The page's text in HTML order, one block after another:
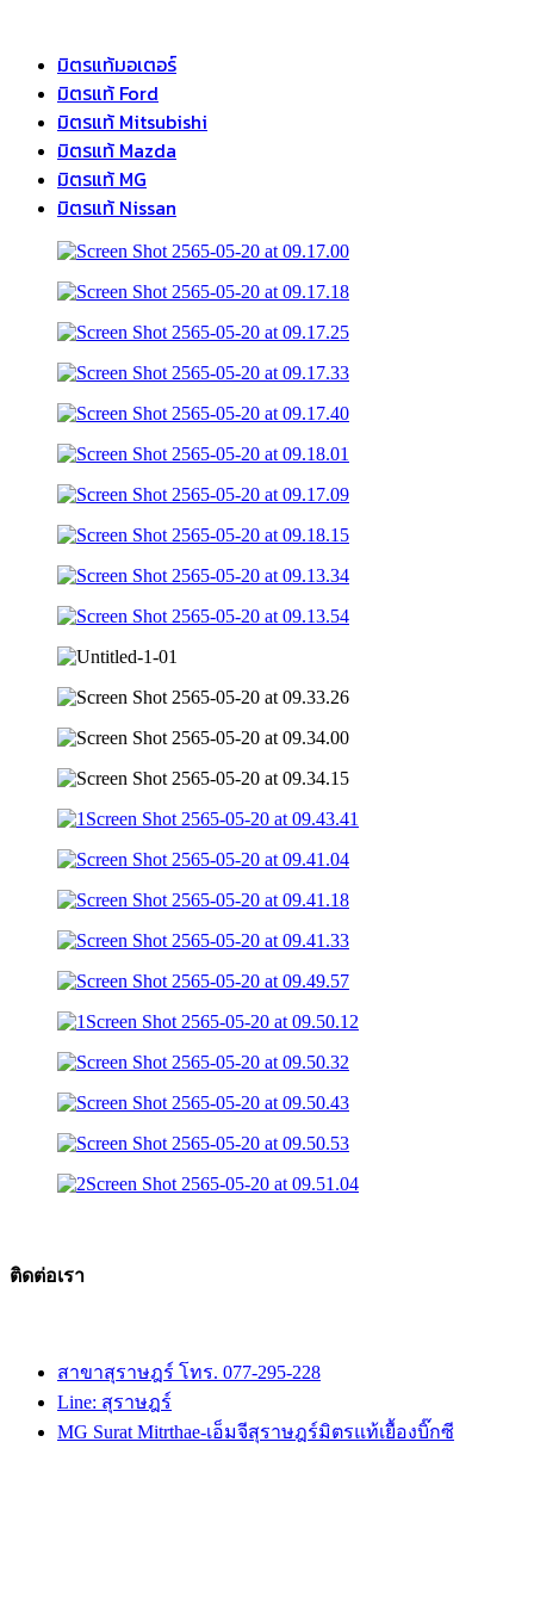
มิตรแท้มอเตอร์
มิตรแท้ Ford
มิตรแท้ Mitsubishi
มิตรแท้ Mazda
มิตรแท้ MG
มิตรแท้ Nissan
ติดต่อเรา
สาขาสุราษฎร์ โทร. 077-295-228
Line: สุราษฎร์
MG Surat Mitrthae-เอ็มจีสุราษฎร์มิตรแท้เยื้องบิ๊กซี